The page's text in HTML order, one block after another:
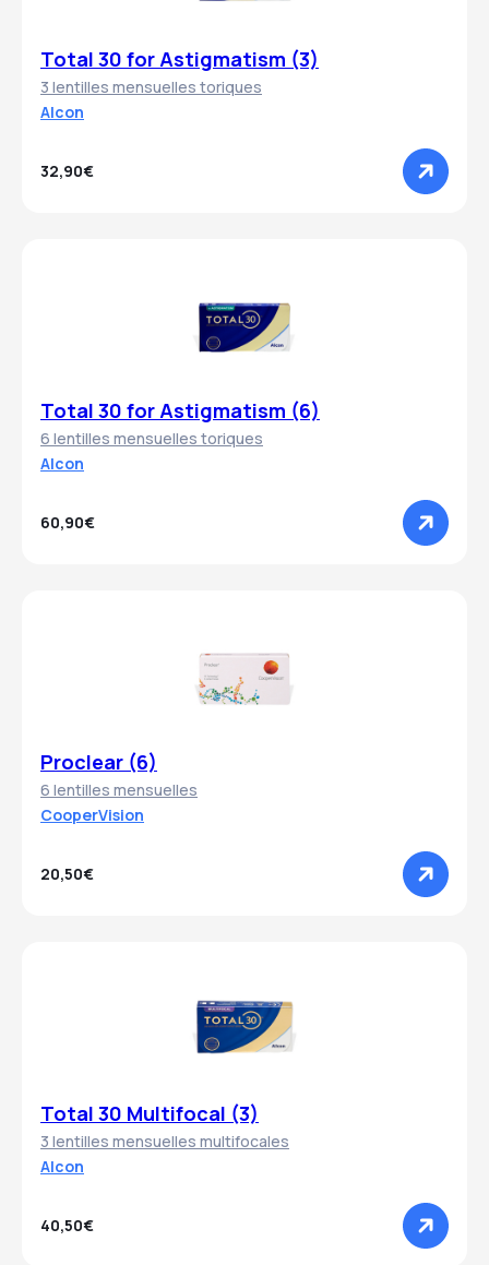
Total 30 for Astigmatism (3)
3 lentilles mensuelles toriques
Alcon
32,90€
Total 30 for Astigmatism (6)
6 lentilles mensuelles toriques
Alcon
60,90€
Proclear (6)
6 lentilles mensuelles
CooperVision
20,50€
Total 30 Multifocal (3)
3 lentilles mensuelles multifocales
Alcon
40,50€